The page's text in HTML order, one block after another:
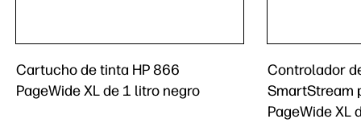
Cartucho de tinta HP 866
PageWide XL de 1 litro negro
Controlador
SmartStream
PageWide XL